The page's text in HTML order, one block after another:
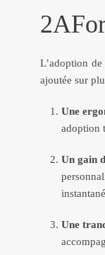
L’adoption
ajoutée sur
Une
adoption
Un gain
Une